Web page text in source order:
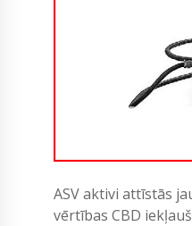
ASV aktivi attīstās
vērtības CBD